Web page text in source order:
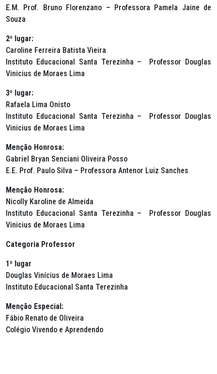
E.M. Prof. Bruno Florenzano – Professora Pamela Jaine de
Souza
2º lugar:
Caroline Ferreira Batista Vieira
Instituto Educacional Santa Terezinha – Professor Douglas
Vinicius de Moraes Lima
3º lugar:
Rafaela Lima Onisto
Instituto Educacional Santa Terezinha – Professor Douglas
Vinicius de Moraes Lima
Menção Honrosa:
Gabriel Bryan Senciani Oliveira Posso
E.E. Prof. Paulo Silva – Professora Antenor Luiz Sanches
Menção Honrosa:
Nicolly Karoline de Almeida
Instituto Educacional Santa Terezinha – Professor Douglas
Vinicius de Moraes Lima
Categoria Professor
1º lugar
Douglas Vinícius de Moraes Lima
Instituto Educacional Santa Terezinha
Menção Especial:
Fábio Renato de Oliveira
Colégio Vivendo e Aprendendo